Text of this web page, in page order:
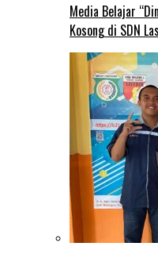
Media Belajar
Kosong di SDN